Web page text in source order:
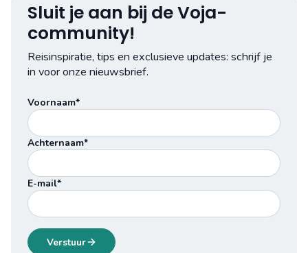
Sluit je aan bij de Voja-
community!
Reisinspiratie, tips en exclusieve updates: schrijf je
in voor onze nieuwsbrief.
Voornaam*
Achternaam*
E-mail*
Verstuur